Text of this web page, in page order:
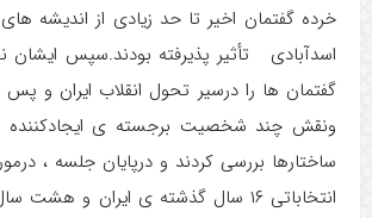
خرده گفتمان اخیر تا حد زیادی از اندیشه
اسدآبادی تأثیر پذیرفته بودند.سپس ایشان
گفتمان ها را درسیر تحول انقلاب ایران و پس
ونقش چند شخصیت برجسته ی ایجادکننده
ساختارها بررسی کردند و درپایان جلسه ،
انتخاباتی ۱۶ سال گذشته ی ایران و